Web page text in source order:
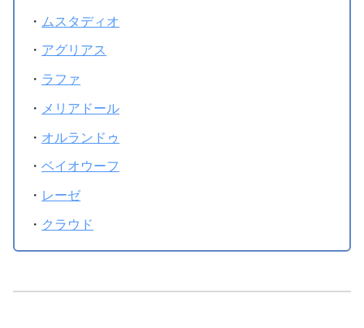
・ ムスタディオ
・ アグリアス
・ ラファ
・ メリアドール
・ オルランドゥ
・ベイオウーフ
・ レーゼ
・ クラウド